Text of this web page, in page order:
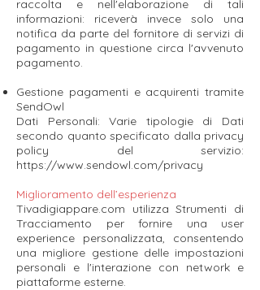
raccolta e nell'elaborazione di tali
informazioni: riceverà invece solo una
notifica da parte del fornitore di servizi di
pagamento in questione circa l'avvenuto
pagamento.
Gestione pagamenti e acquirenti tramite
SendOwl
Dati Personali: Varie tipologie di Dati
secondo quanto specificato dalla privacy
policy del servizio:
https://www.sendowl.com/privacy
Miglioramento dell’esperienza
Tivadigiappare.com utilizza Strumenti di
Tracciamento per fornire una user
experience personalizzata, consentendo
una migliore gestione delle impostazioni
personali e l'interazione con network e
piattaforme esterne.